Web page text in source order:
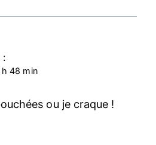
:
h 48 min
ou je craque !